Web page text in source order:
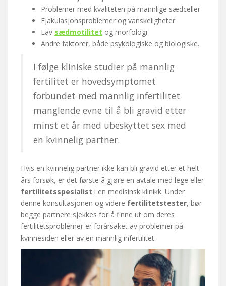
Problemer med kvaliteten på mannlige sædceller
Ejakulasjonsproblemer og vanskeligheter
Lav sædmotilitet og morfologi
Andre faktorer, både psykologiske og biologiske.
I følge kliniske studier på mannlig
fertilitet er hovedsymptomet
forbundet med mannlig infertilitet
manglende evne til å bli gravid etter
minst et år med ubeskyttet sex med
en kvinnelig partner.
Hvis en kvinnelig partner ikke kan bli gravid etter et helt
års forsøk, er det første å gjøre en avtale med lege eller
fertilitetsspesialist i en medisinsk klinikk. Under
denne konsultasjonen og videre fertilitetstester, bør
begge partnere sjekkes for å finne ut om deres
fertilitetsproblemer er forårsaket av problemer på
kvinnesiden eller av en mannlig infertilitet.